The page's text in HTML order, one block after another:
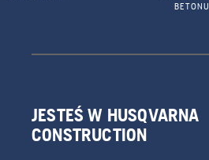
BETONU
JESTEŚ W HUSQVARNA
CONSTRUCTION